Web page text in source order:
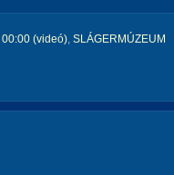
00:00 (videó), SLÁGERMÚZEUM